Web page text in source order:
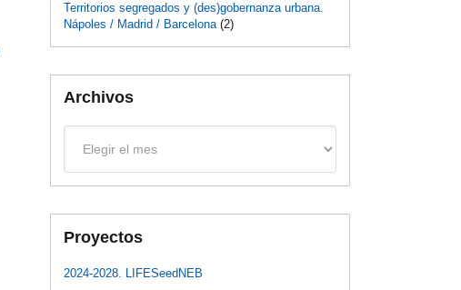
Territorios segregados y (des)gobernanza urbana.
Nápoles / Madrid / Barcelona(2)
Archivos
Proyectos
2024-2028. LIFESeedNEB